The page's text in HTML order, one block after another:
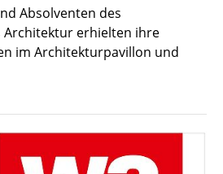
Absolventen des
Architektur erhielten ihre
im Architekturpavillon und